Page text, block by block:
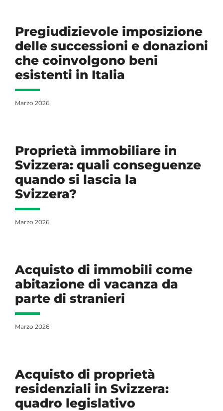
Pregiudizievole imposizione
delle successioni e donazioni
che coinvolgono beni
esistenti in Italia
Marzo 2026
Proprietà immobiliare in
Svizzera: quali conseguenze
quando si lascia la
Svizzera?
Marzo 2026
Acquisto di immobili come
abitazione di vacanza da
parte di stranieri
Marzo 2026
Acquisto di proprietà
residenziali in Svizzera:
quadro legislativo